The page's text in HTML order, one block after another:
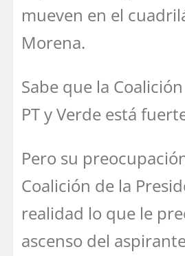
mueven en el
Morena.
Sabe que la
PT y Verde está
Pero su
Coalición de la
realidad lo que le
ascenso del